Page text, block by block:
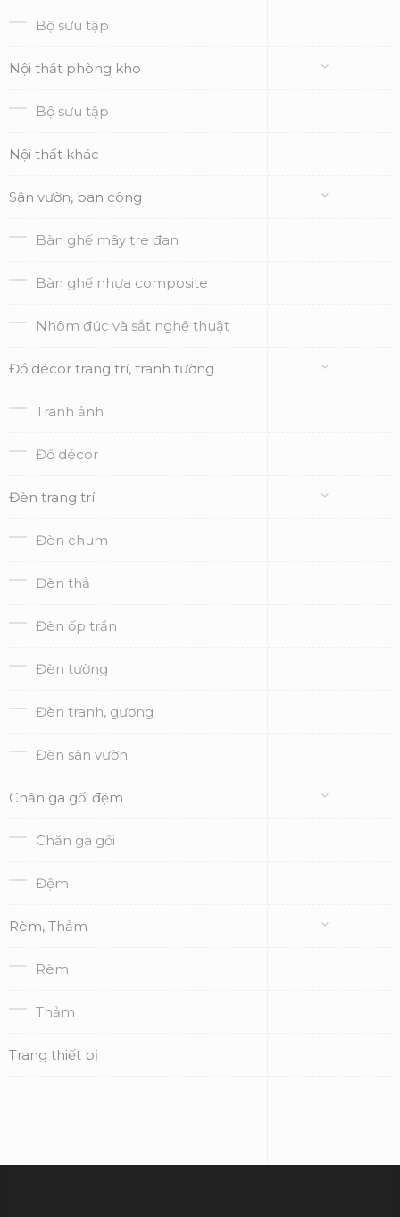
Bộ sưu tập
Nội thất phòng kho
Bộ sưu tập
Nội thất khác
Sân vườn, ban công
Bàn ghế mây tre đan
Bàn ghế nhựa composite
Nhôm đúc và sắt nghệ thuật
Đồ décor trang trí, tranh tường
Tranh ảnh
Đồ décor
Đèn trang trí
Đèn chum
Đèn thả
Đèn ốp trần
Đèn tường
Đèn tranh, gương
Đèn sân vườn
Chăn ga gối đệm
Chăn ga gối
Đệm
Rèm, Thảm
Rèm
Thảm
Trang thiết bị